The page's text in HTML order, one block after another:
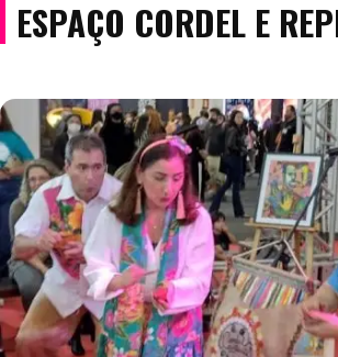
ESPAÇO CORDEL E